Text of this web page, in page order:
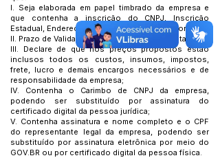
I. Seja elaborada em papel timbrado da empresa e
que contenha a inscrição do CNPJ, Inscrição
Estadual, Endereço, E-mail e Telefone para contato;
II. Prazo de Validade não inferior a 90 (noventa) dias;
III. Declare de que nos preços propostos estão
inclusos todos os custos, insumos, impostos,
frete, lucro e demais encargos necessários e de
responsabilidade da empresa;
IV. Contenha o Carimbo de CNPJ da empresa,
podendo ser substituído por assinatura do
certificado digital da pessoa jurídica;
V. Contenha assinatura e nome completo e o CPF
do representante legal da empresa, podendo ser
substituído por assinatura eletrônica por meio do
GOV.BR ou por certificado digital da pessoa física.